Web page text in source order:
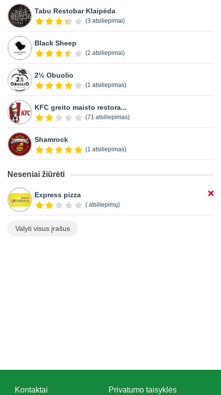
Tabu Restobar Klaipėda
(3 atsiliepimai)
Black Sheep
(2 atsiliepimai)
2½ Obuolio
(1 atsiliepimas)
KFC greito maisto restora...
(71 atsiliepimas)
Shamrock
(1 atsiliepimas)
Neseniai žiūrėti
Express pizza
( atsiliepimų)
Valyti visus įrašus
Kontaktai Privatumo taisyklės